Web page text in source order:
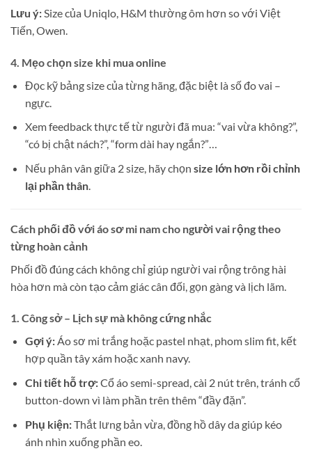
Lưu ý: Size của Uniqlo, H&M thường ôm hơn so với Việt
Tiến, Owen.
4. Mẹo chọn size khi mua online
Đọc kỹ bảng size của từng hãng, đặc biệt là số đo vai –
ngực.
Xem feedback thực tế từ người đã mua: “vai vừa không?”,
“có bị chật nách?”, “form dài hay ngắn?”…
Nếu phân vân giữa 2 size, hãy chọn size lớn hơn rồi chỉnh
lại phần thân.
Cách phối đồ với áo sơ mi nam cho người vai rộng theo
từng hoàn cảnh
Phối đồ đúng cách không chỉ giúp người vai rộng trông hài
hòa hơn mà còn tạo cảm giác cân đối, gọn gàng và lịch lãm.
1. Công sở – Lịch sự mà không cứng nhắc
Gợi ý:Áo sơ mi trắng hoặc pastel nhạt, phom slim fit, kết
hợp quần tây xám hoặc xanh navy.
Chi tiết hỗ trợ:Cổ áo semi-spread, cài 2 nút trên, tránh cổ
button-down vì làm phần trên thêm “đầy đặn”.
Phụ kiện:Thắt lưng bản vừa, đồng hồ dây da giúp kéo
ánh nhìn xuống phần eo.